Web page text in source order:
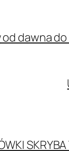
od dawna